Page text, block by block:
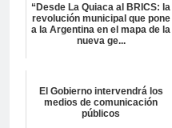
“Desde La Quiaca al BRICS: la
revolución municipal que pone
a la Argentina en el mapa de la
nueva ge...
El Gobierno intervendrá los
medios de comunicación
públicos